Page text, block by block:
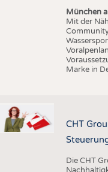
München
Mit der
Marke in
CHT
Die CHT